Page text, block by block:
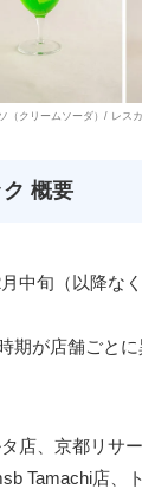
（クリームソーダ）/ レスカ
概要
中旬（以降な
期が店舗ごとに
店、京都リサ
Tamachi店、